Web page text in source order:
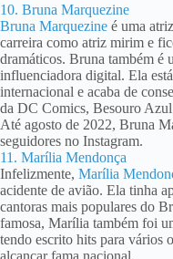
10. Bruna Marquezine
Bruna Marquezine é uma
carreira como atriz mirim e
dramáticos. Bruna também é
influenciadora digital. Ela
internacional e acaba de
da DC Comics, Besouro
Até agosto de 2022, Bruna
seguidores no Instagram.
11. Marília Mendonça
Infelizmente, Marília
acidente de avião. Ela tinha
cantoras mais populares do
famosa, Marília também foi
tendo escrito hits para vários
alcançar fama nacional.